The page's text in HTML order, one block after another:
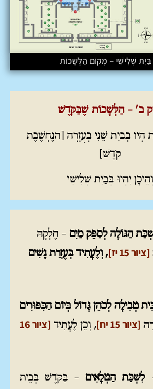
שְׁלִישִׁי – מְקוֹם הַלְּשָׁכוֹת
ב' – הַלְּשָׁכוֹת שֶׁבַּקֹּדֶשׁ
הָיוּ בְּבַיִת שֵׁנִי בָּעֲזָרָה [הַנֶּחְשֶׁבֶת
קֹדֶשׁ]
וְהֵיכָן יִהְיוּ בְּבַיִת שְׁלִישִׁי
הַגּוֹלָה לְסַפֵּק מַיִם – חֶלְקָהּ
[ציור 15 יז] , וְלֶעָתִיד בְּעֶזְרַת נָשִׁים
טְבִילָה לְכֹהֵן גָּדוֹל בְּיוֹם הַכִּפּוּרִים
[ציור 15 יח] , וְכֵן לֶעָתִיד
[ציור 16
לִשְׁכַּת הַטְּלָאִים – בַּקֹּדֶשׁ בְּבֵית